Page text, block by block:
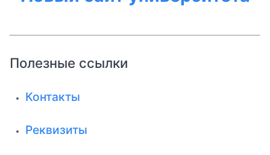
Полезные ссылки
Контакты
Реквизиты